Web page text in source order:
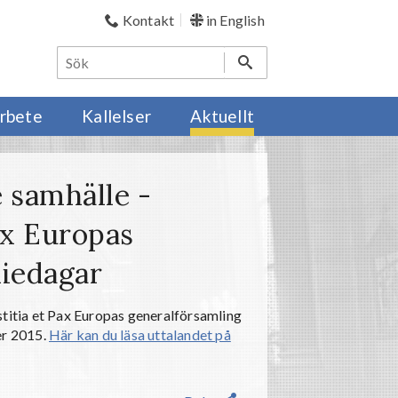
Kontakt in English
Kallelser Aktuellt
-
Europas
et Pax Europas generalförsamling
2015. Här kan du läsa uttalandet på